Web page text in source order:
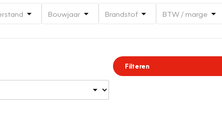
Bouwjaar Brandstof BTW / marge
Filteren